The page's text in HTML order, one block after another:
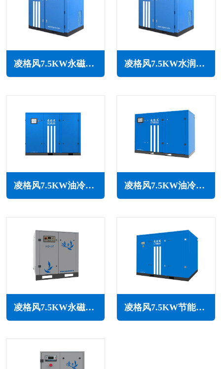
凌格风7.5KW永磁变频无油水润滑空压机LSW PM系列 凌格风7.5KW水润滑无油空压机LSW系列
凌格风7.5KW油冷永磁变频空压机LOH系列 凌格风7.5KW油冷永磁变频空压机LSH系列
凌格风7.5KW永磁变频空压机HD系列 凌格风7.5KW节能空压机LS系列